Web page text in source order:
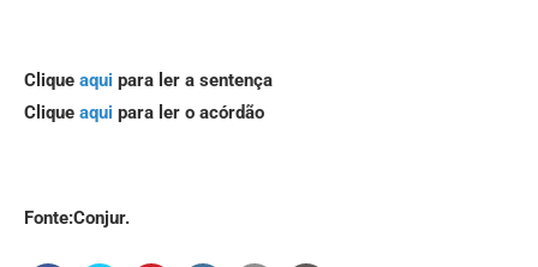
Clique aqui para ler a sentença
Clique aqui para ler o acórdão
Fonte:Conjur.